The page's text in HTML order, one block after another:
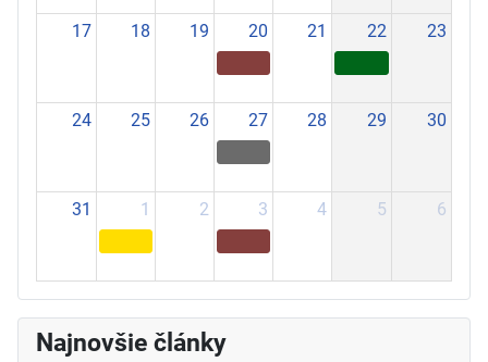
17 18 19 20 21 22 23
24 25 26 27 28 29 30
31 1 2 3 4 5 6
Najnovšie články